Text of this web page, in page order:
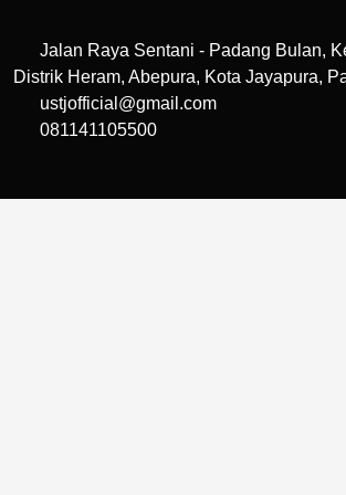
Jalan Raya Sentani - Padang Bulan,
Distrik Heram, Abepura, Kota Jayapura,
ustjofficial@gmail.com
081141105500